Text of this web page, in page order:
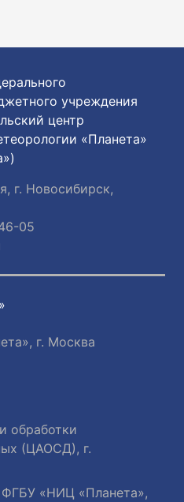
учреждения
центр
«Планета»
г. Новосибирск,
05
г. Москва
обработки
(ЦАОСД), г.
«НИЦ «Планета»,